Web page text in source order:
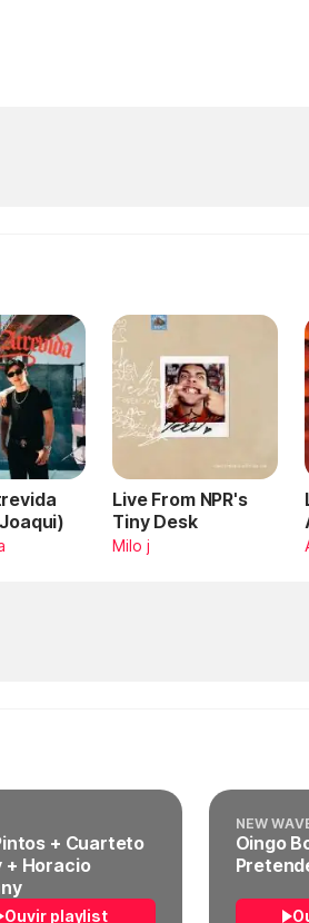
Live From NPR's
Tiny Desk
Milo j
+ Cuarteto
+ Horacio
Ouvir playlist
NEW
Oingo